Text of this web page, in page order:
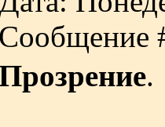
Сообщение
.